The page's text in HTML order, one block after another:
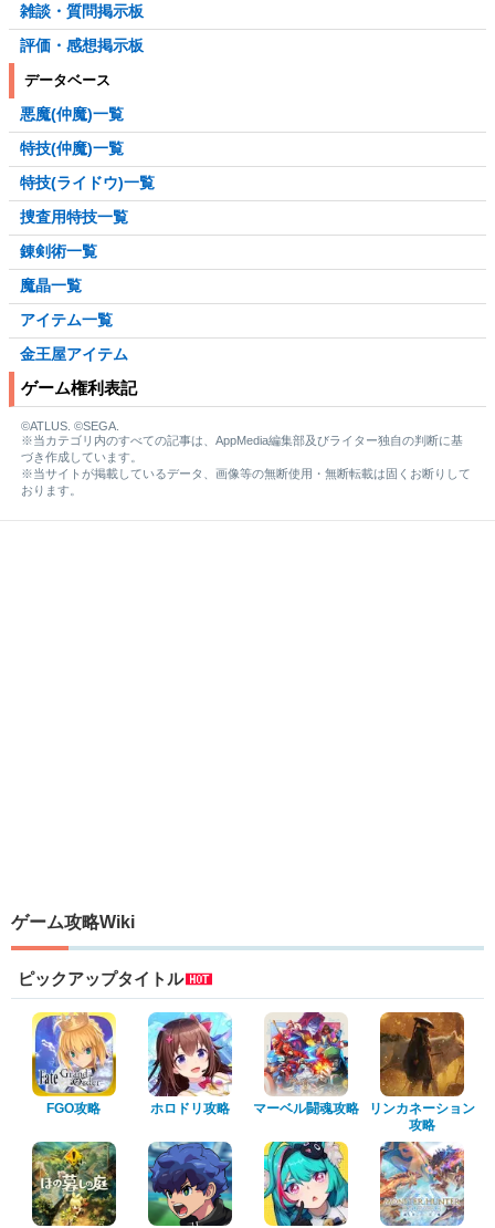
雑談・質問掲示板
評価・感想掲示板
データベース
悪魔(仲魔)一覧
特技(仲魔)一覧
特技(ライドウ)一覧
捜査用特技一覧
錬剣術一覧
魔晶一覧
アイテム一覧
金王屋アイテム
ゲーム権利表記
©ATLUS. ©SEGA.
※当カテゴリ内のすべての記事は、AppMedia編集部及びライター独自の判断に基
づき作成しています。
※当サイトが掲載しているデータ、画像等の無断使用・無断転載は固くお断りして
おります。
ゲーム攻略Wiki
ピックアップタイトル
FGO攻略 ホロドリ攻略 マーベル闘魂攻略
リンカネーション
攻略